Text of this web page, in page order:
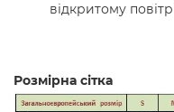
відкритому
Розмірна сітка